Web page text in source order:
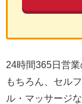
24時間365日営
もちろん、セル
ル・マッサージ